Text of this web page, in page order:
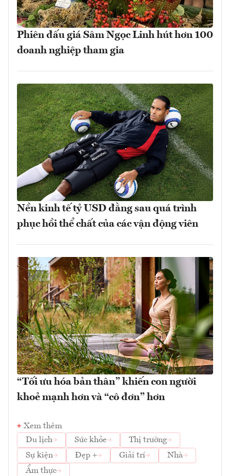
Phiên đấu giá Sâm Ngọc Linh hút hơn 100
doanh nghiệp tham gia
Nền kinh tế tỷ USD đằng sau quá trình
phục hồi thể chất của các vận động viên
“Tối ưu hóa bản thân” khiến con người
khoẻ mạnh hơn và “cô đơn” hơn
Xem thêm
Du lịch
Sức khỏe
Thị trường
Sự kiện
Đẹp + Giải trí
Nhà
Ẩm thực